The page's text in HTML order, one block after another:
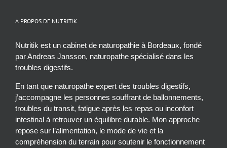
A PROPOS DE NUTRITIK
Nutritik est un cabinet de naturopathie à Bordeaux, fondé
par Andreas Jansson, naturopathe spécialisé dans les
troubles digestifs.
En tant que naturopathe expert des troubles digestifs,
j’accompagne les personnes souffrant de ballonnements,
troubles du transit, fatigue après les repas ou inconfort
intestinal à retrouver un équilibre durable. Mon approche
repose sur l’alimentation, le mode de vie et la
compréhension du terrain pour soutenir le fonctionnement